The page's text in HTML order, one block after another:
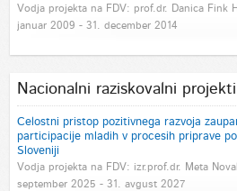
Vodja projekta na FDV: prof.dr. Danica Fink
januar 2009 - 31. december 2014
Nacionalni raziskovalni projekti
Celostni pristop pozitivnega razvoja
participacije mladih v procesih priprave
Sloveniji
Vodja projekta na FDV: izr.prof.dr. Meta
september 2025 - 31. avgust 2027